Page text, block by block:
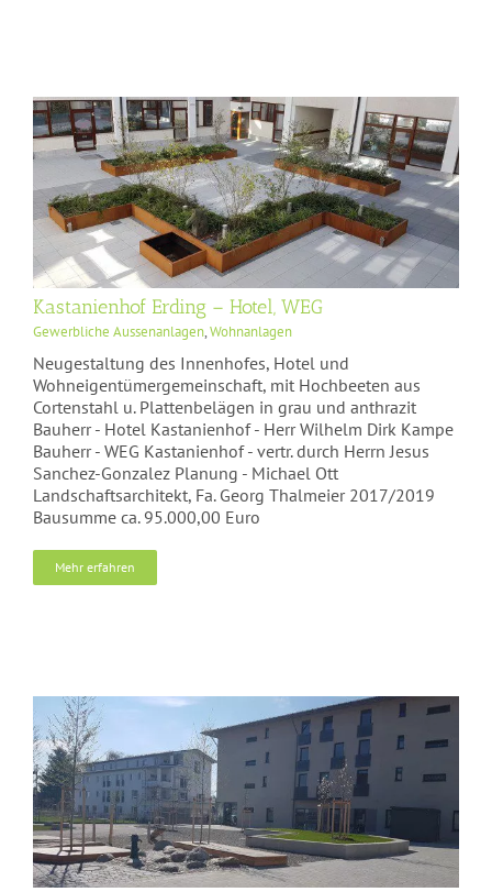
Kastanienhof Erding – Hotel, WEG
Gewerbliche Aussenanlagen,Wohnanlagen
Neugestaltung des Innenhofes, Hotel und
Wohneigentümergemeinschaft, mit Hochbeeten aus
Cortenstahl u. Plattenbelägen in grau und anthrazit
Bauherr - Hotel Kastanienhof - Herr Wilhelm Dirk Kampe
Bauherr - WEG Kastanienhof - vertr. durch Herrn Jesus
Sanchez-Gonzalez Planung - Michael Ott
Landschaftsarchitekt, Fa. Georg Thalmeier 2017/2019
Bausumme ca. 95.000,00 Euro
Mehr erfahren